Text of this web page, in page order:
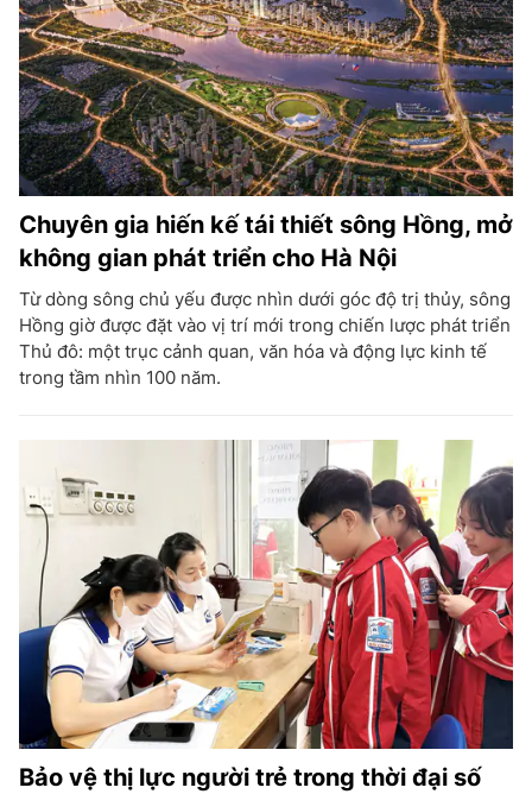
Chuyên gia hiến kế tái thiết sông Hồng, mở
không gian phát triển cho Hà Nội
Từ dòng sông chủ yếu được nhìn dưới góc độ trị thủy, sông
Hồng giờ được đặt vào vị trí mới trong chiến lược phát triển
Thủ đô: một trục cảnh quan, văn hóa và động lực kinh tế
trong tầm nhìn 100 năm.
Bảo vệ thị lực người trẻ trong thời đại số